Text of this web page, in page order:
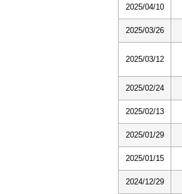
2025/04/10
2025/03/26
2025/03/12
2025/02/24
2025/02/13
2025/01/29
2025/01/15
2024/12/29